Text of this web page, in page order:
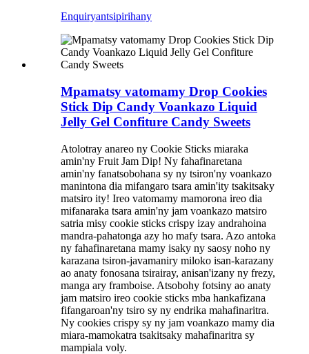
Enquiryantsipirihany
Mpamatsy vatomamy Drop Cookies
Stick Dip Candy Voankazo Liquid
Jelly Gel Confiture Candy Sweets
Atolotray anareo ny Cookie Sticks miaraka
amin'ny Fruit Jam Dip! Ny fahafinaretana
amin'ny fanatsobohana sy ny tsiron'ny voankazo
manintona dia mifangaro tsara amin'ity tsakitsaky
matsiro ity! Ireo vatomamy mamorona ireo dia
mifanaraka tsara amin'ny jam voankazo matsiro
satria misy cookie sticks crispy izay andrahoina
mandra-pahatonga azy ho mafy tsara. Azo antoka
ny fahafinaretana mamy isaky ny saosy noho ny
karazana tsiron-javamaniry miloko isan-karazany
ao anaty fonosana tsirairay, anisan'izany ny frezy,
manga ary framboise. Atsobohy fotsiny ao anaty
jam matsiro ireo cookie sticks mba hankafizana
fifangaroan'ny tsiro sy ny endrika mahafinaritra.
Ny cookies crispy sy ny jam voankazo mamy dia
miara-mamokatra tsakitsaky mahafinaritra sy
mampiala voly.